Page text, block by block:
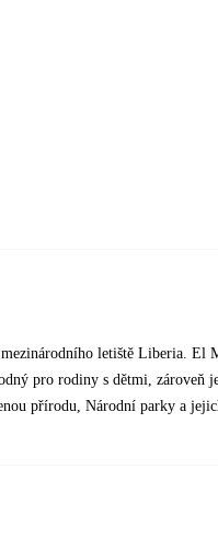
letiště Liberia. El
pro rodiny s dětmi, zároveň
přírodu, Národní parky a